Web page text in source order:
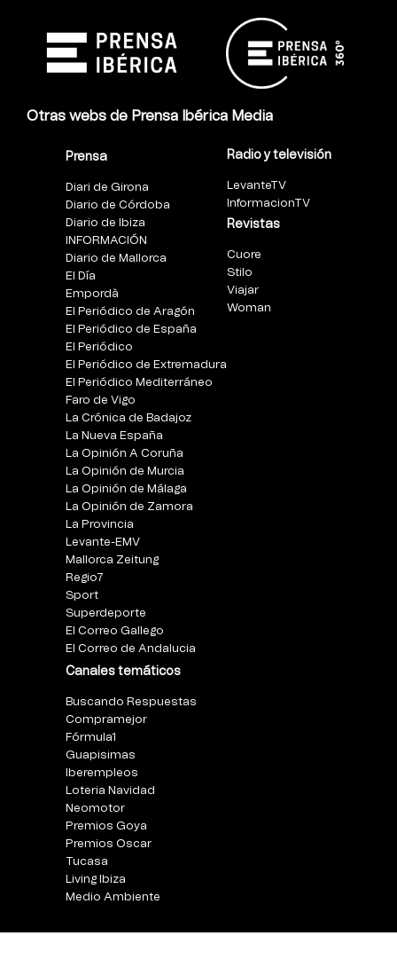
Otras webs de Prensa Ibérica Media
Prensa
Diari de Girona
Diario de Córdoba
Diario de Ibiza
INFORMACIÓN
Diario de Mallorca
El Día
Empordà
El Periódico de Aragón
El Periódico de España
El Periódico
El Periódico de Extremadura
El Periódico Mediterráneo
Faro de Vigo
La Crónica de Badajoz
La Nueva España
La Opinión A Coruña
La Opinión de Murcia
La Opinión de Málaga
La Opinión de Zamora
La Provincia
Levante-EMV
Mallorca Zeitung
Regio7
Sport
Superdeporte
El Correo Gallego
El Correo de Andalucia
Canales temáticos
Buscando Respuestas
Compramejor
Fórmula1
Guapisimas
Iberempleos
Loteria Navidad
Neomotor
Premios Goya
Premios Oscar
Tucasa
Living Ibiza
Medio Ambiente
Radio y televisión
LevanteTV
InformacionTV
Revistas
Cuore
Stilo
Viajar
Woman